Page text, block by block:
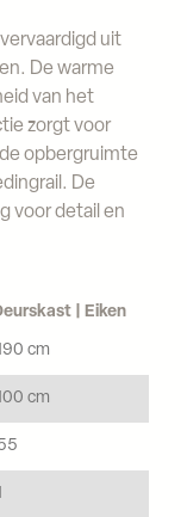
uit
De warme
van het
zorgt voor
opbergruimte
De
voor detail en
| Eiken
cm
cm